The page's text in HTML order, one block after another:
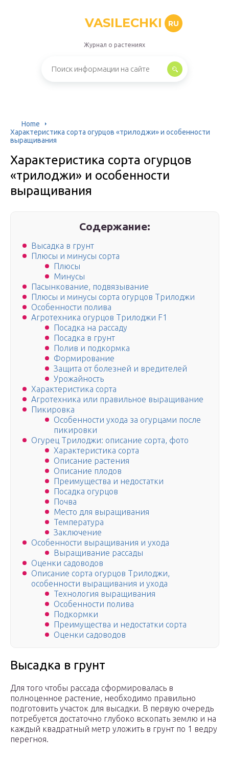
VASILECHKI RU
Журнал о растениях
Home
Характеристика сорта огурцов «трилоджи» и особенности
выращивания
Характеристика сорта огурцов
«трилоджи» и особенности
выращивания
Содержание:
Высадка в грунт
Плюсы и минусы сорта
Плюсы
Минусы
Пасынкование, подвязывание
Плюсы и минусы сорта огурцов Трилоджи
Особенности полива
Агротехника огурцов Трилоджи F1
Посадка на рассаду
Посадка в грунт
Полив и подкормка
Формирование
Защита от болезней и вредителей
Урожайность
Характеристика сорта
Агротехника или правильное выращивание
Пикировка
Особенности ухода за огурцами после
пикировки
Огурец Трилоджи: описание сорта, фото
Характеристика сорта
Описание растения
Описание плодов
Преимущества и недостатки
Посадка огурцов
Почва
Место для выращивания
Температура
Заключение
Особенности выращивания и ухода
Выращивание рассады
Оценки садоводов
Описание сорта огурцов Трилоджи,
особенности выращивания и ухода
Технология выращивания
Особенности полива
Подкормки
Преимущества и недостатки сорта
Оценки садоводов
Высадка в грунт
Для того чтобы рассада сформировалась в
полноценное растение, необходимо правильно
подготовить участок для высадки. В первую очередь
потребуется достаточно глубоко вскопать землю и на
каждый квадратный метр уложить в грунт по 1 ведру
перегноя.